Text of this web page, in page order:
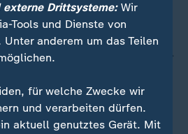
externe Drittsysteme:Wir
Tools und Dienste von
anderem um das Teilen
für welche Zwecke wir
und verarbeiten dürfen.
aktuell genutztes Gerät. Mit